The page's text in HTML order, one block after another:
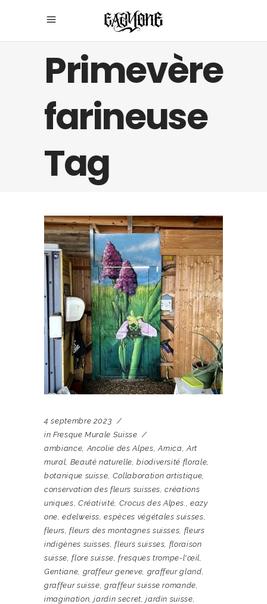
Primevère
farineuse
Tag
4 septembre 2023
in Fresque Murale Suisse
ambiance,Ancolie des Alpes,Arnica,Art
mural, Beauté naturelle,biodiversité florale,
botanique suisse, Collaboration artistique,
conservation des fleurs suisses,créations
uniques, Créativité, Crocus des Alpes.,eazy
one,edelweiss,espèces végétales suisses,
fleurs,fleurs des montagnes suisses, fleurs
indigènes suisses,fleurs suisses, floraison
suisse,flore suisse,fresques trompe-l'œil,
Gentiane, graffeur geneve, graffeur gland,
graffeur suisse,graffeur suisse romande,
imagination,jardin secret,jardin suisse,